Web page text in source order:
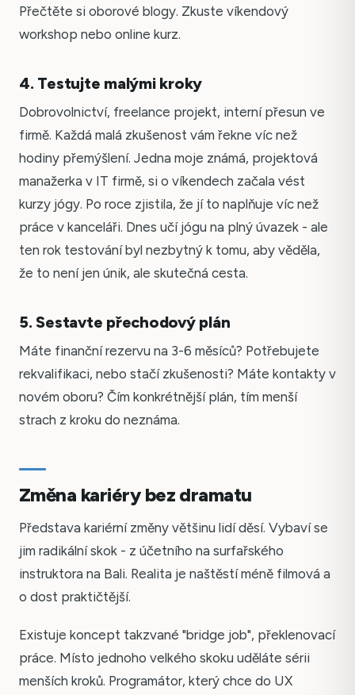
Přečtěte si oborové blogy. Zkuste víkendový
workshop nebo online kurz.
4. Testujte malými kroky
Dobrovolnictví, freelance projekt, interní přesun ve
firmě. Každá malá zkušenost vám řekne víc než
hodiny přemýšlení. Jedna moje známá, projektová
manažerka v IT firmě, si o víkendech začala vést
kurzy jógy. Po roce zjistila, že jí to naplňuje víc než
práce v kanceláři. Dnes učí jógu na plný úvazek - ale
ten rok testování byl nezbytný k tomu, aby věděla,
že to není jen únik, ale skutečná cesta.
5. Sestavte přechodový plán
Máte finanční rezervu na 3-6 měsíců? Potřebujete
rekvalifikaci, nebo stačí zkušenosti? Máte kontakty v
novém oboru? Čím konkrétnější plán, tím menší
strach z kroku do neznáma.
Změna kariéry bez dramatu
Představa kariérní změny většinu lidí děsí. Vybaví se
jim radikální skok - z účetního na surfařského
instruktora na Bali. Realita je naštěstí méně filmová a
o dost praktičtější.
Existuje koncept takzvané "bridge job", překlenovací
práce. Místo jednoho velkého skoku uděláte sérii
menších kroků. Programátor, který chce do UX